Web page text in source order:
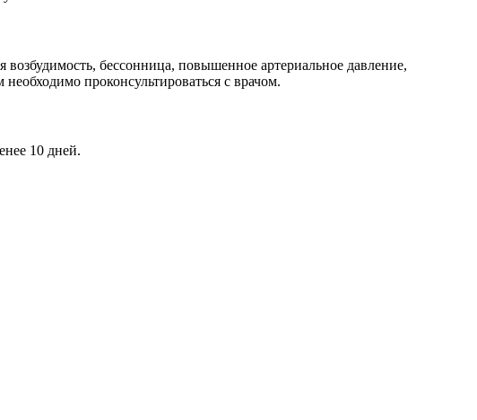
бессонница, повышенное артериальное давление,
проконсультироваться с врачом.
10 дней.